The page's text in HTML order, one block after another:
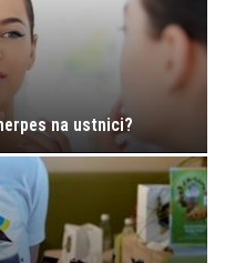
na ustnici?